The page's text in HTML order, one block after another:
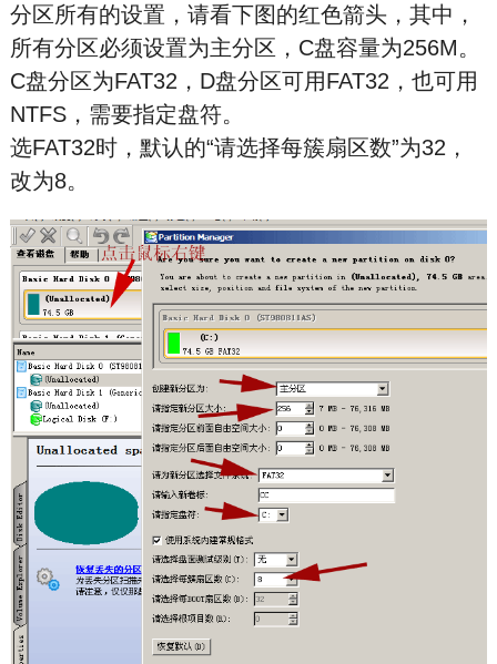
分区所有的设置，请看下图的红色箭头，其中，
所有分区必须设置为主分区，C盘容量为256M。
C盘分区为FAT32，D盘分区可用FAT32，也可用
NTFS，需要指定盘符。
选FAT32时，默认的“请选择每簇扇区数”为32，
改为8。